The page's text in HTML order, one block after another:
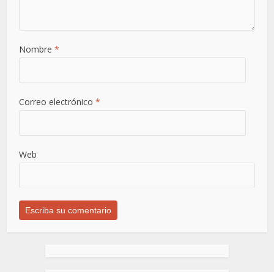
Nombre*
Correo electrónico*
Web